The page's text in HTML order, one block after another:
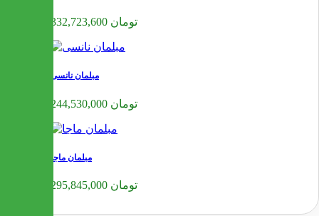
332,723,600 تومان
مبلمان نانسی
244,530,000 تومان
مبلمان ماجا
295,845,000 تومان